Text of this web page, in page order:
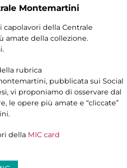
Montemartini
capolavori della Centrale
amate della collezione.
rubrica
pubblicata sui Social
vi proponiamo di osservare dal
le opere più amate e “cliccate”
della MIC card